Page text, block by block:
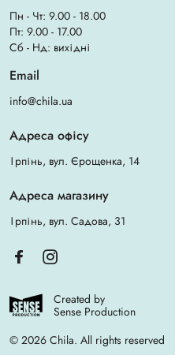
Пн - Чт: 9.00 - 18.00
Пт: 9.00 - 17.00
Сб - Нд: вихідні
Email
info@chila.ua
Адреса офісу
Ірпінь, вул. Єрощенка, 14
Адреса магазину
Ірпінь, вул. Садова, 31
Created by
Sense Production
© 2026 Chila. All rights reserved